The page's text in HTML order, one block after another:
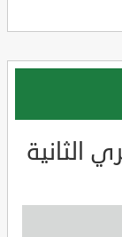
الثانية